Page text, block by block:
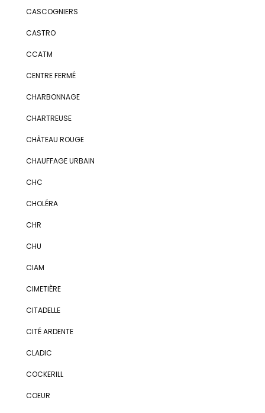
CASCOGNIERS
CASTRO
CCATM
CENTRE FERMÉ
CHARBONNAGE
CHARTREUSE
CHÂTEAU ROUGE
CHAUFFAGE URBAIN
CHC
CHOLÉRA
CHR
CHU
CIAM
CIMETIÈRE
CITADELLE
CITÉ ARDENTE
CLADIC
COCKERILL
COEUR